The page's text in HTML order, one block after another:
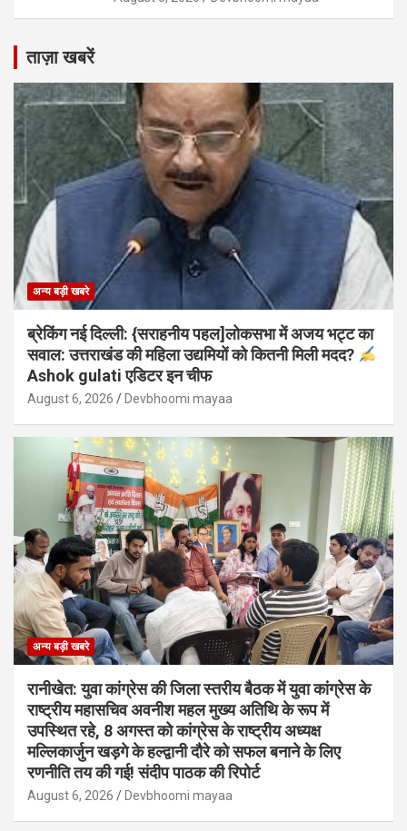
ताज़ा खबरें
अन्य बड़ी खबरे
ब्रेकिंग नई दिल्ली: {सराहनीय पहल]लोकसभा में अजय भट्ट का
सवाल: उत्तराखंड की महिला उद्यमियों को कितनी मिली मदद?
Ashok gulati एडिटर इन चीफ
August 6, 2026 Devbhoomi mayaa
अन्य बड़ी खबरे
रानीखेत: युवा कांग्रेस की जिला स्तरीय बैठक में युवा कांग्रेस के
राष्ट्रीय महासचिव अवनीश महल मुख्य अतिथि के रूप में
उपस्थित रहे, 8 अगस्त को कांग्रेस के राष्ट्रीय अध्यक्ष
मल्लिकार्जुन खड़गे के हल्द्वानी दौरे को सफल बनाने के लिए
रणनीति तय की गई! संदीप पाठक की रिपोर्ट
August 6, 2026 Devbhoomi mayaa